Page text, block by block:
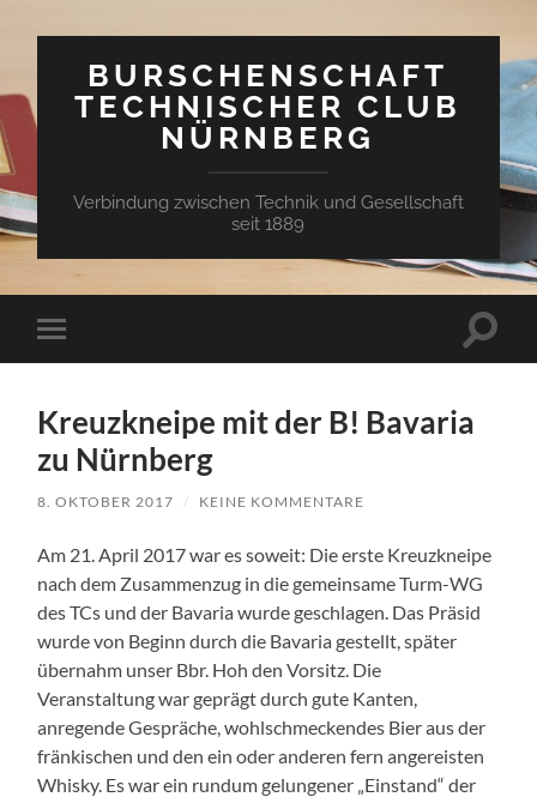
BURSCHENSCHAFT
TECHNISCHER CLUB
NÜRNBERG
Verbindung zwischen Technik und Gesellschaft
seit 1889
Mobile-
Menü
Kreuzkneipe mit der B! Bavaria
zu Nürnberg
8. OKTOBER 2017 / KEINE KOMMENTARE
Am 21. April 2017 war es soweit: Die erste Kreuzkneipe
nach dem Zusammenzug in die gemeinsame Turm-WG
des TCs und der Bavaria wurde geschlagen. Das Präsid
wurde von Beginn durch die Bavaria gestellt, später
übernahm unser Bbr. Hoh den Vorsitz. Die
Veranstaltung war geprägt durch gute Kanten,
anregende Gespräche, wohlschmeckendes Bier aus der
fränkischen und den ein oder anderen fern angereisten
Whisky. Es war ein rundum gelungener „Einstand“ der